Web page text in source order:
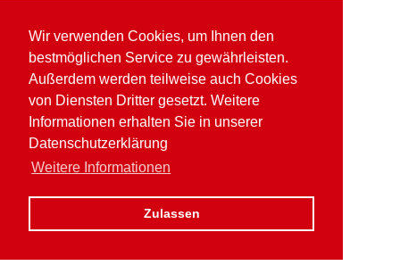
Wir verwenden Cookies, um Ihnen den
bestmöglichen Service zu gewährleisten.
Außerdem werden teilweise auch Cookies
von Diensten Dritter gesetzt. Weitere
Informationen erhalten Sie in unserer
Datenschutzerklärung
Weitere Informationen
Zulassen